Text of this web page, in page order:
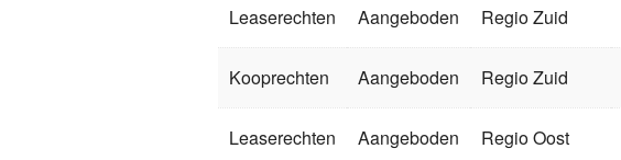
Leaserechten Aangeboden Regio Zuid
Kooprechten Aangeboden Regio Zuid
Leaserechten Aangeboden Regio Oost